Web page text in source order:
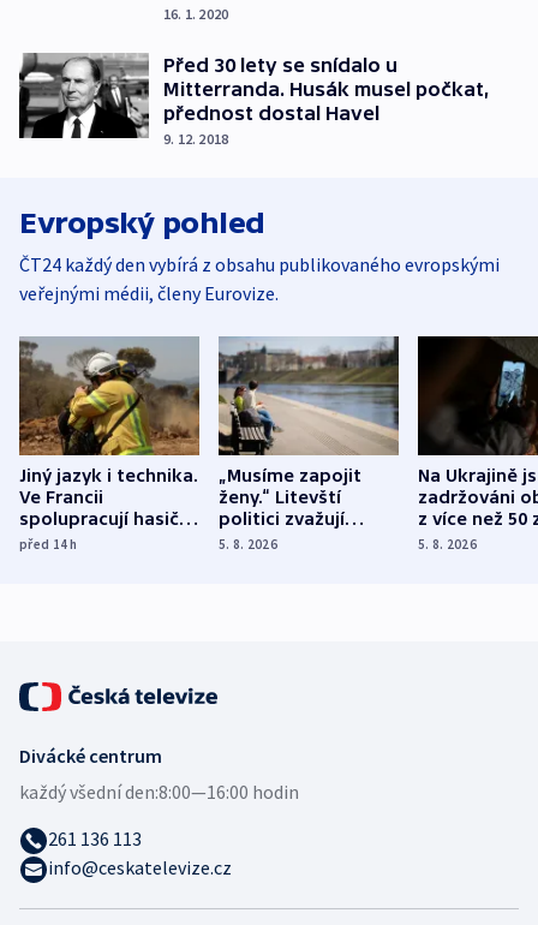
16. 1. 2020
Před 30 lety se snídalo u
Mitterranda. Husák musel počkat,
přednost dostal Havel
9. 12. 2018
Evropský pohled
ČT24 každý den vybírá z obsahu publikovaného evropskými
veřejnými médii, členy Eurovize.
Jiný jazyk i technika.
Ve Francii
spolupracují hasiči z
různých zemí
před 14h
„Musíme zapojit
ženy.“ Litevští
politici zvažují
dohodu o
5. 8. 2026
Na Ukrajině
zadržováni
z více než 50
Bojovali na
5. 8. 2026
Divácké centrum
každý všední den:8:00—16:00 hodin
261 136 113
info@ceskatelevize.cz